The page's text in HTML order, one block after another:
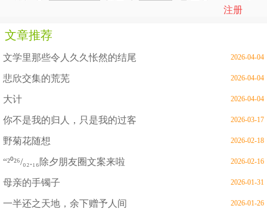
注册
文章推荐
文学里那些令人久久怅然的结尾 2026-04-04
悲欣交集的荒芜 2026-04-04
大计 2026-04-04
你不是我的归人，只是我的过客 2026-03-17
野菊花随想 2026-02-18
“²⁰²⁶/₀₂.₁₆除夕朋友圈文案来啦 2026-02-16
母亲的手镯子 2026-01-31
一半还之天地，余下赠予人间 2026-01-26